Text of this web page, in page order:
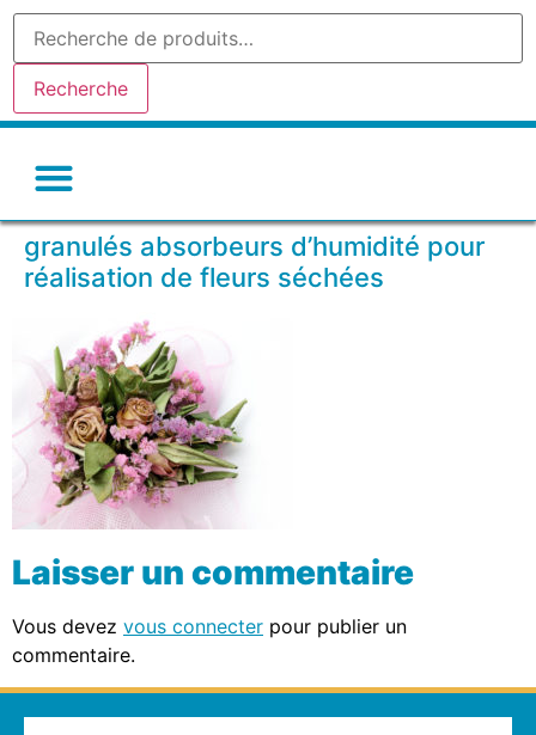
Recherche
granulés absorbeurs d’humidité pour
réalisation de fleurs séchées
Laisser un commentaire
Vous devez vous connecter pour publier un
commentaire.